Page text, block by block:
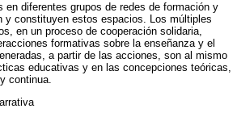
diferentes grupos de redes de formación y
y constituyen estos espacios. Los múltiples
en un proceso de cooperación solidaria,
formativas sobre la enseñanza y el
a partir de las acciones, son al mismo
educativas y en las concepciones teóricas,
continua.